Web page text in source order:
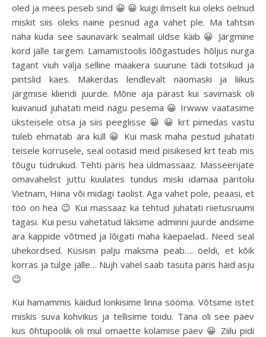
oled ja mees peseb sind 😀 😀 kuigi ilmselt kui oleks öelnud
miskit siis oleks naine pesnud aga vahet ple. Ma tahtsin
näha kuda see saunavärk sealmail üldse käib 😀 Järgmine
kord jälle targem. Lamamistoolis lõõgastudes hõljus nurga
tagant viuh välja selline maakera suurune tädi totsikud ja
pintslid käes. Mäkerdas lendlevalt näomaski ja liikus
järgmise kliendi juurde. Mõne aja pärast kui savimask oli
kuivanud juhatati meid nägu pesema 😀 Irwww vaatasime
üksteisele otsa ja siis peeglisse 😀 😀 krt pimedas vastu
tuleb ehmatab ära küll 😀 Kui mask maha pestud juhatati
teisele korrusele, seal ootasid meid pisikesed krt teab mis
tõugu tüdrukud. Tehti päris hea üldmassaaz. Masseerijate
omavahelist juttu kuulates tundus miski idamaa päritolu
Vietnam, Hiina või midagi taolist. Aga vahet pole, peaasi, et
töö on hea 😉 Kui massaaz ka tehtud juhatati riietusruumi
tagasi. Kui pesu vahetatud läksime adminni juurde andsime
ära kappide võtmed ja lõigati maha käepaelad.. Need seal
ühekordsed. Küsisin palju maksma peab…. öeldi, et kõik
korras ja tulge jälle… Nujh vahel saab tasuta päris häid asju
😉
Kui hamammis käidud lonkisime linna sööma. Võtsime istet
miskis suva kohvikus ja tellisime toidu. Täna oli see päev
kus õhtupoolik oli mul omaette kolamise päev 😀 Ziilu pidi